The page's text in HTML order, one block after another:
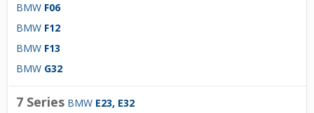
BMW F06
BMW F12
BMW F13
BMW G32
7 Series BMW E23, E32